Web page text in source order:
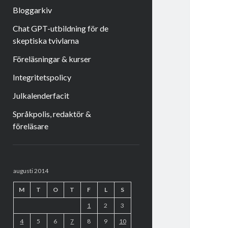
Bloggarkiv
Chat GPT-utbildning för de
skeptiska tvivlarna
Föreläsningar & kurser
Integritetspolicy
Julkalenderfacit
Språkpolis, redaktör &
föreläsare
augusti 2014
M T O T F L S
1 2 3
4 5 6 7 8 9 10